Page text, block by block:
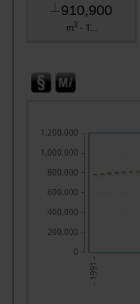
┴910,900
m3- T...
- 1991 -
0
200,000
400,000
600,000
800,000
1,000,000
1,200,000